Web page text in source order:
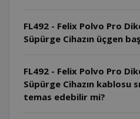
FL492 - Felix Polvo Pro
Süpürge Cihazın üçgen
FL492 - Felix Polvo Pro
Süpürge Cihazın kablosu
temas edebilir mi?